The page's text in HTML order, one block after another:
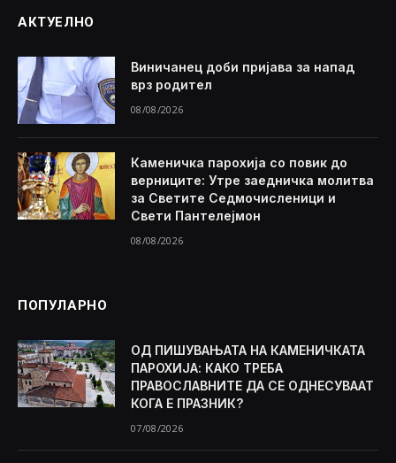
АКТУЕЛНО
Виничанец доби пријава за напад
врз родител
08/08/2026
Каменичка парохија со повик до
верниците: Утре заедничка молитва
за Светите Седмочисленици и
Свети Пантелејмон
08/08/2026
ПОПУЛАРНО
ОД ПИШУВАЊАТА НА КАМЕНИЧКАТА
ПАРОХИЈА: КАКО ТРЕБА
ПРАВОСЛАВНИТЕ ДА СЕ ОДНЕСУВААТ
КОГА Е ПРАЗНИК?
07/08/2026